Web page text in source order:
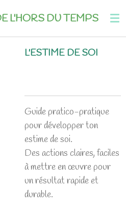
L'HORS DU TEMPS
L'ESTIME DE SOI
Guide pratico-pratique
pour développer ton
estime de soi.
Des actions claires, faciles
à mettre en œuvre pour
un résultat rapide et
durable.